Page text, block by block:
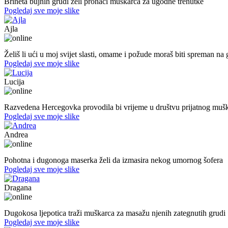
Pogledaj sve moje slike
Ajla
Želiš li ući u moj svijet slasti, omame i požude moraš biti spreman na
Pogledaj sve moje slike
Lucija
Razvedena Hercegovka provodila bi vrijeme u društvu prijatnog
Pogledaj sve moje slike
Andrea
Pohotna i dugonoga maserka želi da izmasira nekog umornog šofera
Pogledaj sve moje slike
Dragana
Dugokosa ljepotica traži muškarca za masažu njenih zategnutih grudi
Pogledaj sve moje slike